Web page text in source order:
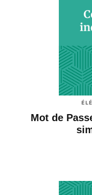
Mot de